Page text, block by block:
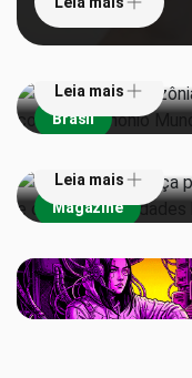
Brasil
Teatros da
Unesco como
Leia mais
Magazine
Derrota na
Harry e outras
Leia mais